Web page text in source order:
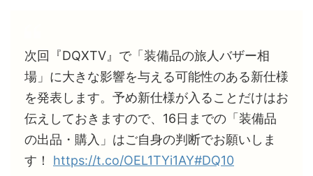
次回『DQXTV』で「装備品の旅人バザー相
場」に大きな影響を与える可能性のある新仕様
を発表します。予め新仕様が入ることだけはお
伝えしておきますので、16日までの「装備品
の出品・購入」はご自身の判断でお願いしま
す！ https://t.co/OEL1TYi1AY#DQ10